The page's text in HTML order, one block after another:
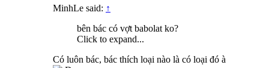
MinhLe said: ↑
bên bác có vợt babolat ko?
Click to expand...
Có luôn bác, bác thích loại nào là có loại đó à